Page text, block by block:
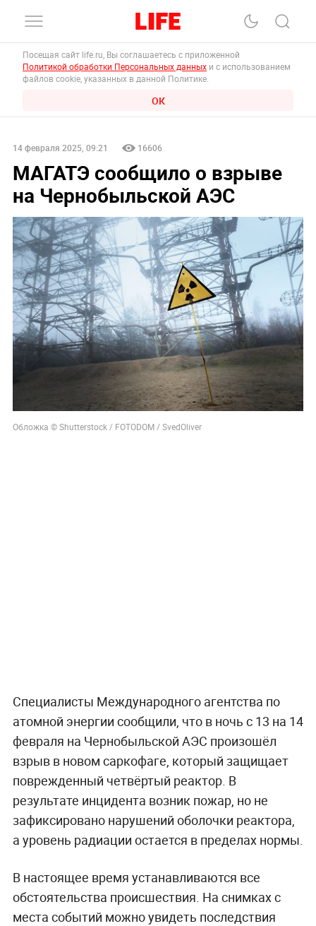
Посещая сайт life.ru, Вы соглашаетесь с приложенной
Политикой обработки Персональных данных и с использованием
файлов cookie, указанных в данной Политике.
ОК
14 февраля 2025, 09:21 16606
МАГАТЭ сообщило о взрыве
на Чернобыльской АЭС
Обложка © Shutterstock / FOTODOM / SvedOliver
Специалисты Международного агентства по
атомной энергии сообщили, что в ночь с 13 на 14
февраля на Чернобыльской АЭС произошёл
взрыв в новом саркофаге, который защищает
поврежденный четвёртый реактор. В
результате инцидента возник пожар, но не
зафиксировано нарушений оболочки реактора,
а уровень радиации остается в пределах нормы.
В настоящее время устанавливаются все
обстоятельства происшествия. На снимках с
места событий можно увидеть последствия